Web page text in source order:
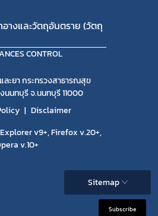
างและวัตถุอันตราย (วัตถุ
CONTROL
ะยา กระทรวงสาธารณสุข
นนทบุรี จ.นนทบุรี 11000
Disclaimer
v9+, Firefox v.20+,
v.10+
Sitemap
Subscribe